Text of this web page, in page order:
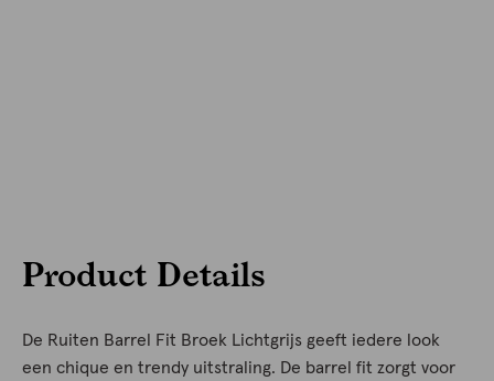
Product Details
De Ruiten Barrel Fit Broek Lichtgrijs geeft iedere look
een chique en trendy uitstraling. De barrel fit zorgt voor